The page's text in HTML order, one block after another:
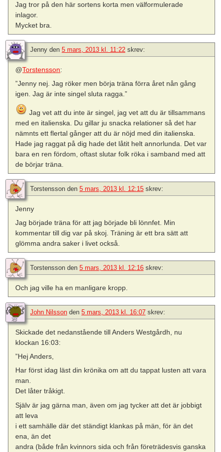
Jag tror på den här sortens korta men välformulerade
inlagor.
Mycket bra.
Jenny den 5 mars, 2013 kl. 11:22 skrev:
@Torstensson:
”Jenny nej. Jag röker men börja träna förra året nån gång
igen. Jag är inte singel sluta ragga.”
Jag vet att du inte är singel, jag vet att du är tillsammans
med en italienska. Du gillar ju snacka relationer så det har
nämnts ett flertal gånger att du är nöjd med din italienska.
Hade jag raggat på dig hade det låtit helt annorlunda. Det var
bara en ren fördom, oftast slutar folk röka i samband med att
de börjar träna.
Torstensson den 5 mars, 2013 kl. 12:15 skrev:
Jenny
Jag började träna för att jag började bli lönnfet. Min
kommentar till dig var på skoj. Träning är ett bra sätt att
glömma andra saker i livet också.
Torstensson den 5 mars, 2013 kl. 12:16 skrev:
Och jag ville ha en manligare kropp.
John Nilsson den 5 mars, 2013 kl. 16:07 skrev:
Skickade det nedanstående till Anders Westgårdh, nu
klockan 16:03:
”Hej Anders,
Har först idag läst din krönika om att du tappat lusten att vara
man.
Det låter tråkigt.
Själv är jag gärna man, även om jag tycker att det är jobbigt
att leva
i ett samhälle där det ständigt klankas på män, för än det
ena, än det
andra (både från kvinnors sida och från företrädesvis ganska